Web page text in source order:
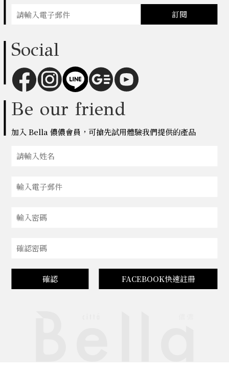
訂閱
Social
Be our friend
加入 Bella 儂儂會員，可搶先試用體驗我們提供的產品
確認 FACEBOOK快速註冊